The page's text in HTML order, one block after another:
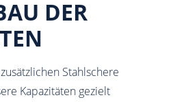
DER
Stahlschere
Kapazitäten gezielt